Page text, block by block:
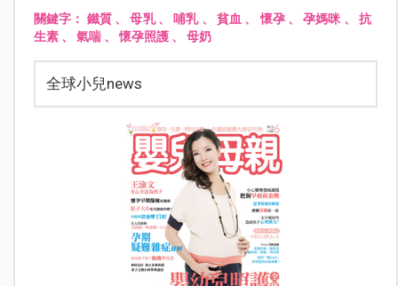
關鍵字： 鐵質、母乳、 哺乳、 貧血 、懷孕、孕媽咪 、抗
生素、 氣喘、懷孕照護、 母奶
全球小兒news